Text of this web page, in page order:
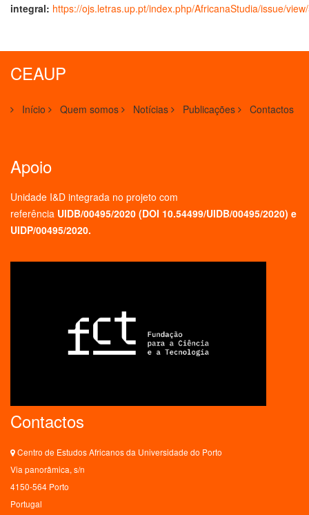
integral: https://ojs.letras.up.pt/index.php/AfricanaStudia/issue/
CEAUP
Início Quem somos Notícias Publicações Contactos
Apoio
Unidade I&D integrada no projeto com
referência UIDB/00495/2020 (DOI 10.54499/UIDB/00495/2020) e
UIDP/00495/2020.
Contactos
Centro de Estudos Africanos da Universidade do Porto
Via panorâmica, s/n
4150-564 Porto
Portugal